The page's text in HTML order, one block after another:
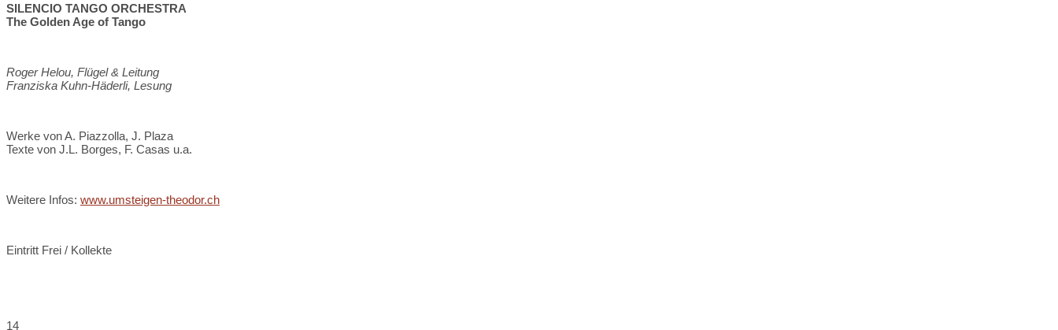
SILENCIO TANGO ORCHESTRA
The Golden Age of Tango
Roger Helou, Flügel & Leitung
Franziska Kuhn-Häderli, Lesung
Werke von A. Piazzolla, J. Plaza
Texte von J.L. Borges, F. Casas u.a.
Weitere Infos: www.umsteigen-theodor.ch
Eintritt Frei / Kollekte
14